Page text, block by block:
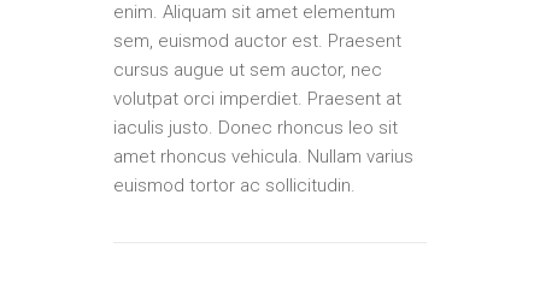
enim. Aliquam sit amet elementum
sem, euismod auctor est. Praesent
cursus augue ut sem auctor, nec
volutpat orci imperdiet. Praesent at
iaculis justo. Donec rhoncus leo sit
amet rhoncus vehicula. Nullam varius
euismod tortor ac sollicitudin.